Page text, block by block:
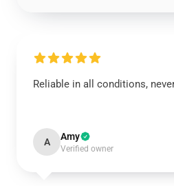
Reliable in all conditions,
A Amy
Verified owner